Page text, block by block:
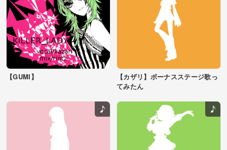
【GUMI】
【カザリ】ボーナスステージ歌っ
てみたん